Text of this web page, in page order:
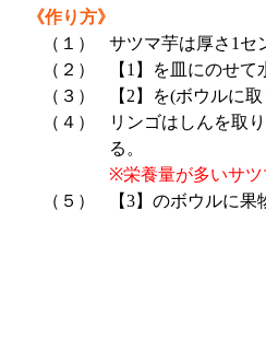
《作り方》
（１）
サツマ芋は厚さ1セ
（２）
【1】を皿にのせ
（３）
【2】を(ボウルに
（４）
リンゴはしんを取
る。
※栄養量が多いサツ
（５）
【3】のボウルに果